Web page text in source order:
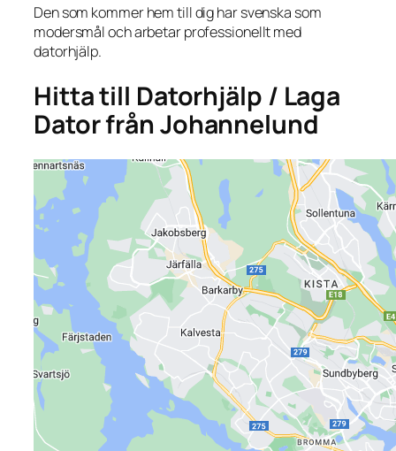
Den som kommer hem till dig har svenska som
modersmål och arbetar professionellt med
datorhjälp.
Hitta till Datorhjälp / Laga
Dator från Johannelund